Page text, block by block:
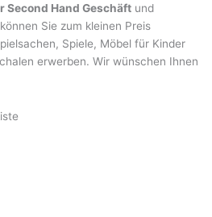
Second Hand Geschäft und
können Sie zum kleinen Preis
Spiele, Möbel für Kinder
erwerben. Wir wünschen Ihnen